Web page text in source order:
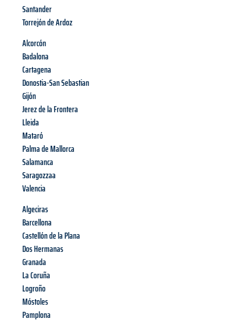
Santander
Torrejón de Ardoz
Alcorcón
Badalona
Cartagena
Donostia-San Sebastian
Gijón
Jerez de la Frontera
Lleida
Mataró
Palma de Mallorca
Salamanca
Saragozzaa
Valencia
Algeciras
Barcellona
Castellón de la Plana
Dos Hermanas
Granada
La Coruña
Logroño
Móstoles
Pamplona